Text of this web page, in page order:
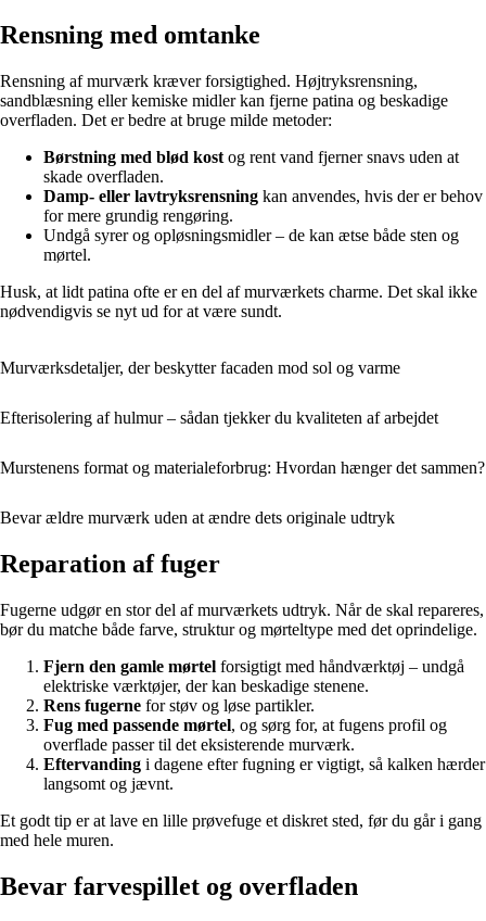
Rensning med omtanke
Rensning af murværk kræver forsigtighed. Højtryksrensning,
sandblæsning eller kemiske midler kan fjerne patina og beskadige
overfladen. Det er bedre at bruge milde metoder:
Børstning med blød kost og rent vand fjerner snavs uden at
skade overfladen.
Damp- eller lavtryksrensning kan anvendes, hvis der er behov
for mere grundig rengøring.
Undgå syrer og opløsningsmidler – de kan ætse både sten og
mørtel.
Husk, at lidt patina ofte er en del af murværkets charme. Det skal ikke
nødvendigvis se nyt ud for at være sundt.
Murværksdetaljer, der beskytter facaden mod sol og varme
Efterisolering af hulmur – sådan tjekker du kvaliteten af arbejdet
Murstenens format og materialeforbrug: Hvordan hænger det sammen?
Bevar ældre murværk uden at ændre dets originale udtryk
Reparation af fuger
Fugerne udgør en stor del af murværkets udtryk. Når de skal repareres,
bør du matche både farve, struktur og mørteltype med det oprindelige.
Fjern den gamle mørtel forsigtigt med håndværktøj – undgå
elektriske værktøjer, der kan beskadige stenene.
Rens fugerne for støv og løse partikler.
Fug med passende mørtel, og sørg for, at fugens profil og
overflade passer til det eksisterende murværk.
Eftervanding i dagene efter fugning er vigtigt, så kalken hærder
langsomt og jævnt.
Et godt tip er at lave en lille prøvefuge et diskret sted, før du går i gang
med hele muren.
Bevar farvespillet og overfladen